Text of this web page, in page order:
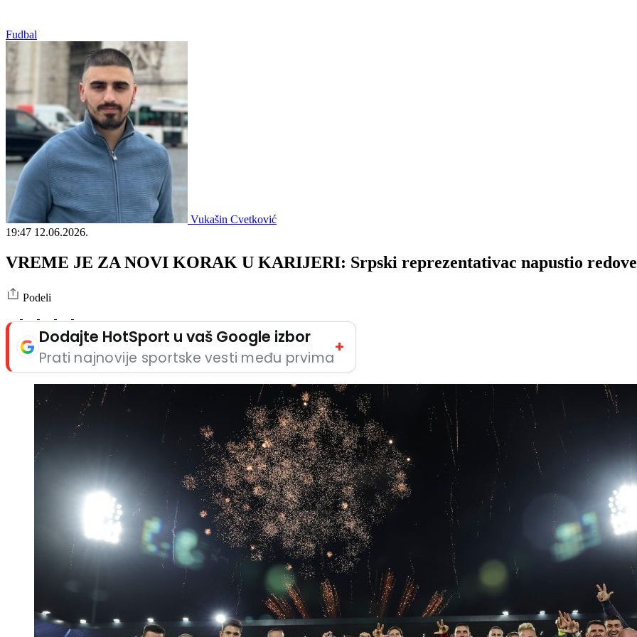
Fudbal
Vukašin Cvetković
19:47 12.06.2026.
VREME JE ZA NOVI KORAK U KARIJERI: Srpski reprezentativac napustio
Podeli
Dodajte HotSport u vaš Google izbor
Prati najnovije sportske vesti među prvima
+